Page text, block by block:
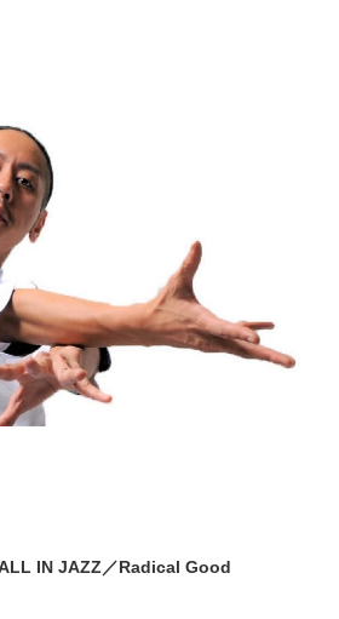
IN JAZZ／Radical Good